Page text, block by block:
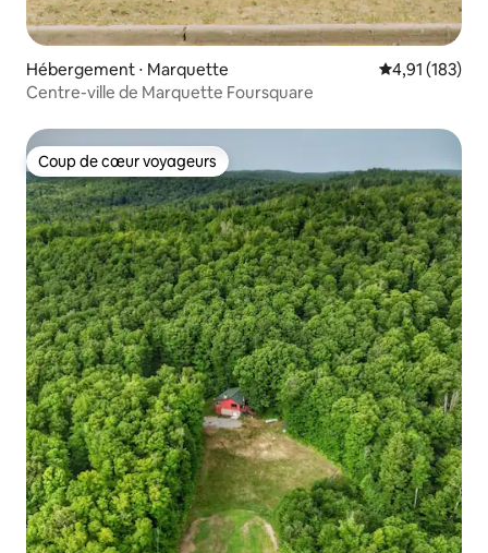
Hébergement ⋅ Marquette Évaluation
4,91 (183)
Centre-ville de Marquette Foursquare
Coup de cœur voyageurs
Coup de cœur voyageurs